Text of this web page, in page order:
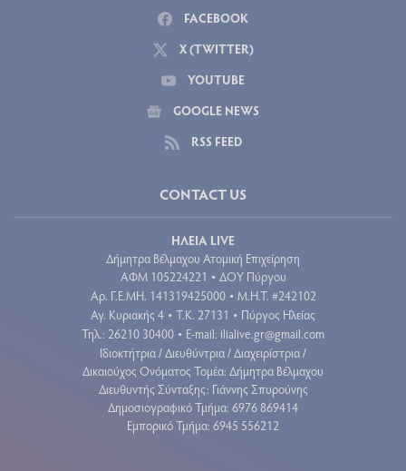
FACEBOOK
X (TWITTER)
YOUTUBE
GOOGLE NEWS
RSS FEED
CONTACT US
ΗΛΕΙΑ LIVE
Δήμητρα Βέλμαχου Ατομική Επιχείρηση
ΑΦΜ 105224221 • ΔΟΥ Πύργου
Aρ. Γ.Ε.ΜΗ. 141319425000 • Μ.Η.Τ. #242102
Αγ. Κυριακής 4 • Τ.Κ. 27131 • Πύργος Ηλείας
Τηλ.: 26210 30400 • E-mail: ilialive.gr@gmail.com
Ιδιοκτήτρια / Διευθύντρια / Διαχειρίστρια /
Δικαιούχος Ονόματος Τομέα: Δήμητρα Βέλμαχου
Διευθυντής Σύνταξης: Γιάννης Σπυρούνης
Δημοσιογραφικό Τμήμα: 6976 869414
Εμπορικό Τμήμα: 6945 556212